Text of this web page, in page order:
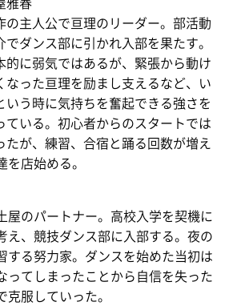
の主人公で亘理のリーダー。部活動
でダンス部に引かれ入部を果たす。
的に弱気ではあるが、緊張から動け
なった亘理を励まし支えるなど、い
いう時に気持ちを奮起できる強さを
ている。初心者からのスタートでは
たが、練習、合宿と踊る回数が増え
店始める。
屋のパートナー。高校入学を契機に
え、競技ダンス部に入部する。夜の
する努力家。ダンスを始めた当初は
ってしまったことから自信を失った
服していった。